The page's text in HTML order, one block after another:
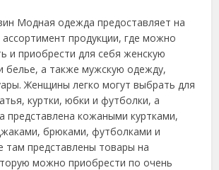
Модная одежда предоставляет на
продукции, где можно
и приобрести для себя женскую
белье, а также мужскую одежду,
Женщины легко могут выбрать для
куртки, юбки и футболки, а
представлена кожаными куртками,
брюками, футболками и
там представлены товары на
можно приобрести по очень